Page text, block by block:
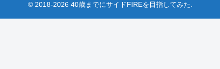
© 2018-2026 40歳までにサイドFIREを目指してみた.